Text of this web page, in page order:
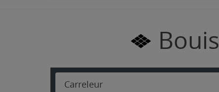
Carreleur